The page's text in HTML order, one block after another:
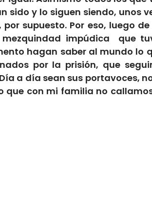
sido y lo siguen siendo, unos
supuesto. Por eso, luego
impúdica que
hagan saber al mundo lo
por la prisión, que
a día sean sus portavoces,
con mi familia no